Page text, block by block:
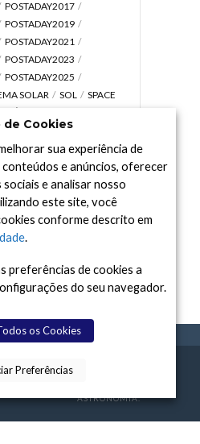
POSTADAY2017
POSTADAY2019
POSTADAY2021
POSTADAY2023
POSTADAY2025
SOLAR SOL
SPACE
CONTATO SPACE TODAY
ASTRONOMIA.
de Cookies
sua experiência de
e anúncios, oferecer
e analisar nosso
este site, você
conforme descrito em
.
preferências de cookies a
do seu navegador.
os Cookies
Preferências